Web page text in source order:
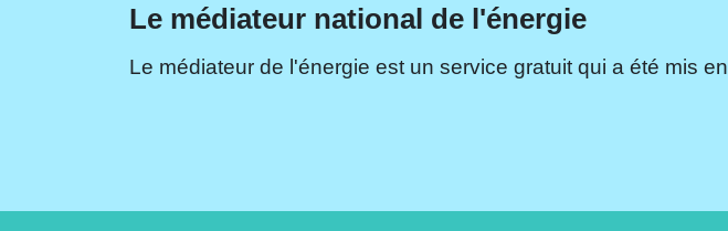
Le médiateur national de l'énergie
Le médiateur de l'énergie est un service gratuit qui a été mis